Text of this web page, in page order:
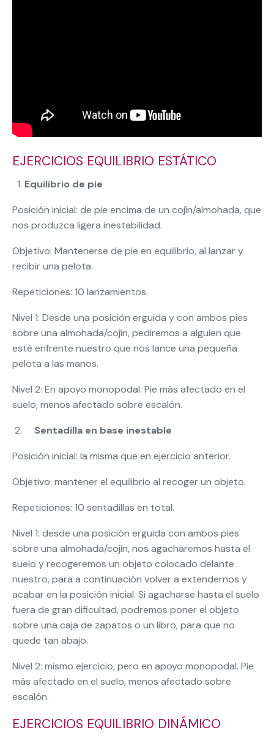
EJERCICIOS EQUILIBRIO ESTÁTICO
Equilibrio de pie
Posición inicial: de pie encima de un cojín/almohada, que
nos produzca ligera inestabilidad.
Objetivo: Mantenerse de pie en equilibrio, al lanzar y
recibir una pelota.
Repeticiones: 10 lanzamientos.
Nivel 1: Desde una posición erguida y con ambos pies
sobre una almohada/cojín, pediremos a alguien que
esté enfrente nuestro que nos lance una pequeña
pelota a las manos.
Nivel 2: En apoyo monopodal. Pie más afectado en el
suelo, menos afectado sobre escalón.
Sentadilla en base inestable
Posición inicial: la misma que en ejercicio anterior.
Objetivo: mantener el equilibrio al recoger un objeto.
Repeticiones: 10 sentadillas en total.
Nivel 1: desde una posición erguida con ambos pies
sobre una almohada/cojín, nos agacharemos hasta el
suelo y recogeremos un objeto colocado delante
nuestro, para a continuación volver a extendernos y
acabar en la posición inicial. Si agacharse hasta el suelo
fuera de gran dificultad, podremos poner el objeto
sobre una caja de zapatos o un libro, para que no
quede tan abajo.
Nivel 2: mismo ejercicio, pero en apoyo monopodal. Pie
más afectado en el suelo, menos afectado sobre
escalón.
EJERCICIOS EQUILIBRIO DINÁMICO